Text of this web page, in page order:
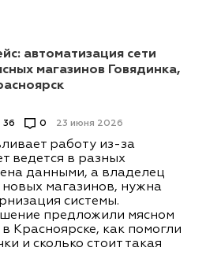
автоматизация сети
магазинов Говядинка,
23 июня 2026
36 0
работу из-за
ведется в разных
данными, а владелец
магазинов, нужна
системы.
предложили мясном
Красноярске, как помогли
и сколько стоит такая